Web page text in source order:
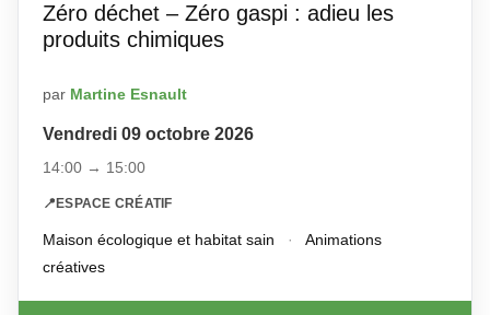
Zéro déchet – Zéro gaspi : adieu les
produits chimiques
par Martine Esnault
Vendredi 09 octobre 2026
14:00 → 15:00
📍 ESPACE CRÉATIF
Maison écologique et habitat sain ·
Animations
créatives